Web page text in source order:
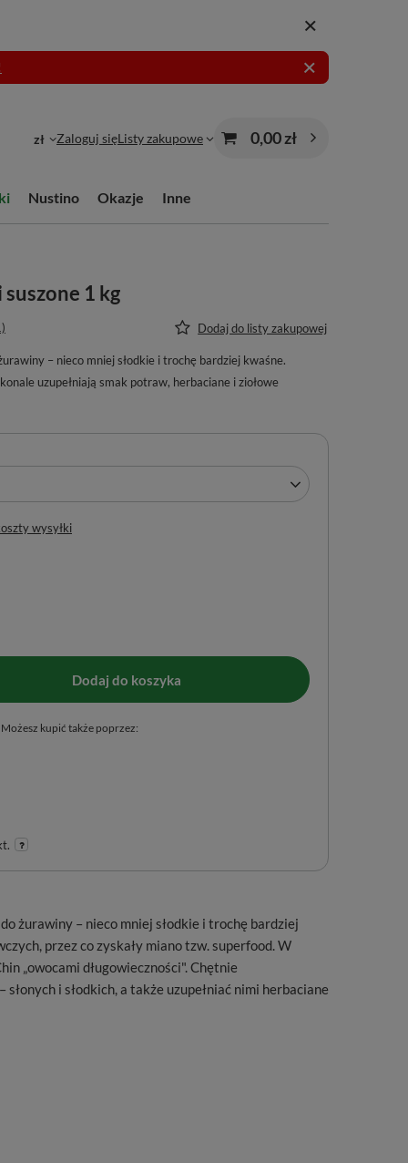
zł Zaloguj sięListy zakupowe 0,00 zł
Nustino Okazje Inne
1 kg
Dodaj do listy zakupowej
– nieco mniej słodkie i trochę bardziej kwaśne.
uzupełniają smak potraw, herbaciane i ziołowe
wysyłki
Dodaj do koszyka
Możesz kupić także poprzez:
żurawiny – nieco mniej słodkie i trochę bardziej
przez co zyskały miano tzw. superfood. W
„owocami długowieczności". Chętnie
i słodkich, a także uzupełniać nimi herbaciane